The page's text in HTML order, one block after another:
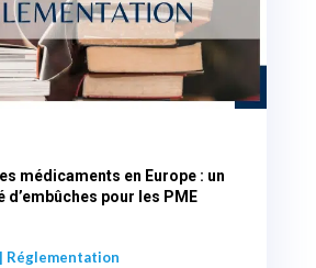
médicaments en Europe : un
d’embûches pour les PME
Réglementation